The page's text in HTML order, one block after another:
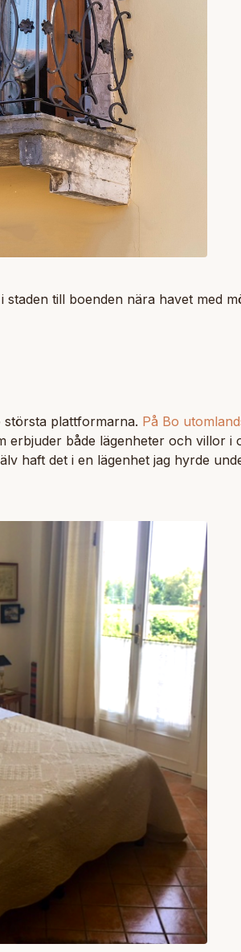
till boenden nära havet med
största plattformarna. På Bo
erbjuder både lägenheter och villor i
haft det i en lägenhet jag hyrde